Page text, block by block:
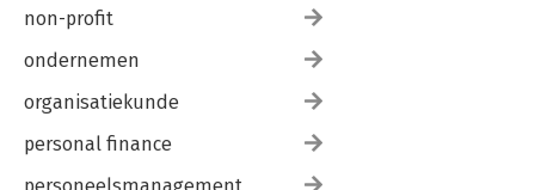
non-profit
ondernemen
organisatiekunde
personal finance